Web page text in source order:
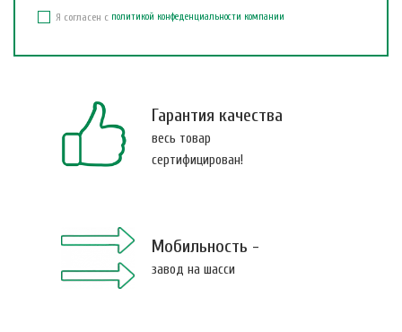
Я согласен с политикой конфеденциальности компании
Гарантия качества
весь товар
сертифицирован!
Мобильность -
завод на шасси